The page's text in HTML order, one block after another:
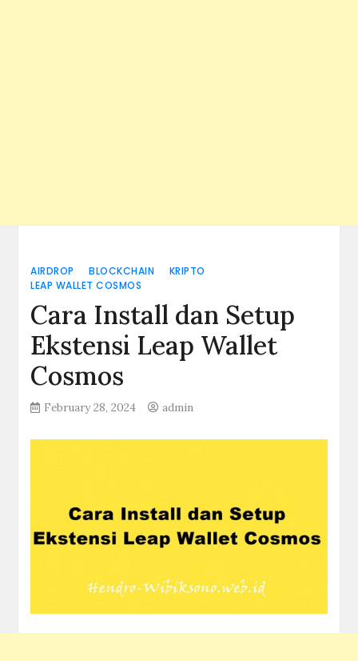
AIRDROP BLOCKCHAIN
KRIPTO
LEAP WALLET COSMOS
Cara Install dan Setup
Ekstensi Leap Wallet
Cosmos
February 28, 2024 admin